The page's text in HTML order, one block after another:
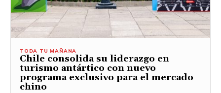
TODA TU MAÑANA
Chile consolida su liderazgo en
turismo antártico con nuevo
programa exclusivo para el mercado
chino